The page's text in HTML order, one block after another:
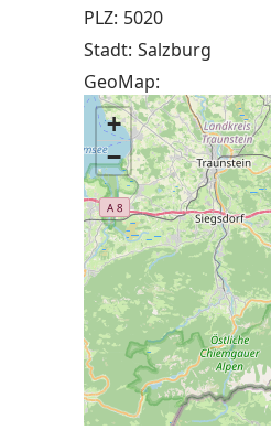
PLZ: 5020
Stadt: Salzburg
GeoMap:
+
−